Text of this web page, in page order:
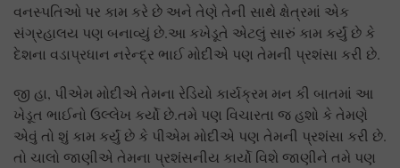
વનસ્પતિઓ પર કામ કરે છે અને તેણે તેની સાથે ક્ષેત્રમાં એક
સંગ્રહાલય પણ બનાવ્યું છે.આ કખેડૂતે એટલું સારું કામ કર્યું છે કે
દેશના વડાપ્રધાન નરેન્દ્ર ભાઈ મોદીએ પણ તેમની પ્રશંસા કરી છે.
જી હા, પીએમ મોદીએ તેમના રેડિયો કાર્યક્રમ મન કી બાતમાં આ
ખેડૂત ભાઈનો ઉલ્લેખ કર્યો છે.તમે પણ વિચારતા જ હશો કે તેમણે
એવું તો શું કામ કર્યું છે કે પીએમ મોદીએ પણ તેમની પ્રશંસા કરી છે.
તો ચાલો જાણીએ તેમના પ્રશંસનીય કાર્યો વિશે જાણીને તમે પણ